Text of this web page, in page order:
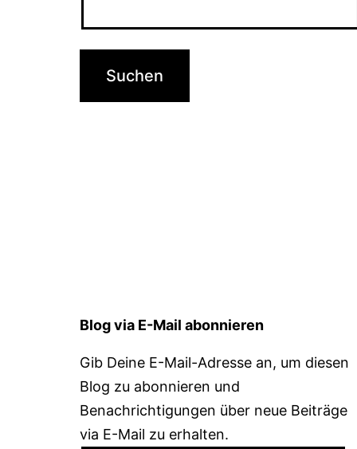
Blog via E-Mail abonnieren
Gib Deine E-Mail-Adresse an, um diesen
Blog zu abonnieren und
Benachrichtigungen über neue Beiträge
via E-Mail zu erhalten.